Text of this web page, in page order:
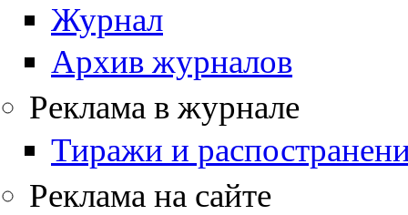
Журнал
Архив журналов
Реклама в журнале
Тиражи и
Реклама на сайте